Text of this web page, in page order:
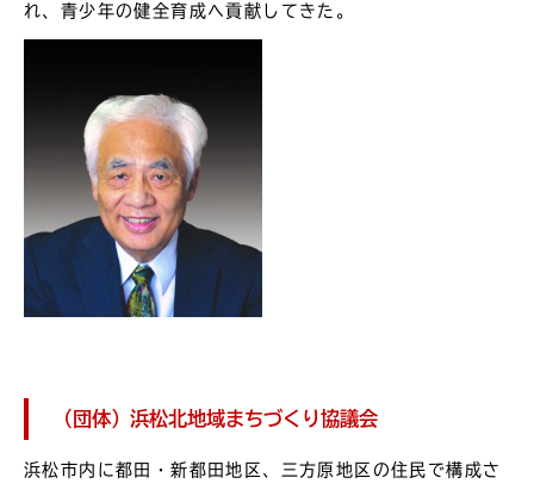
れ、青少年の健全育成へ貢献してきた。
（団体）浜松北地域まちづくり協議会
浜松市内に都田・新都田地区、三方原地区の住民で構成さ